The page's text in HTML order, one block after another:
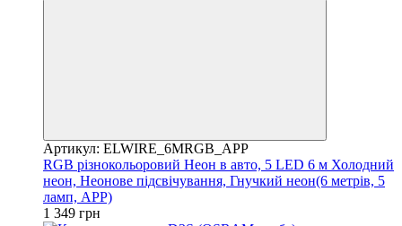
Артикул: ELWIRE_6MRGB_APP
RGB різнокольоровий Неон в авто, 5 LED 6 м Холодний
неон, Неонове підсвічування, Гнучкий неон(6 метрів, 5
ламп, APP)
1 349 грн